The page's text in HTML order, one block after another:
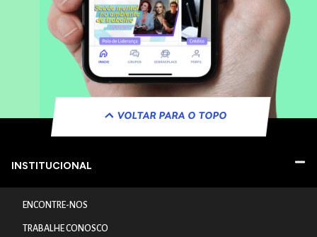
VOLTAR PARA O TOPO
INSTITUCIONAL
ENCONTRE-NOS
TRABALHE CONOSCO